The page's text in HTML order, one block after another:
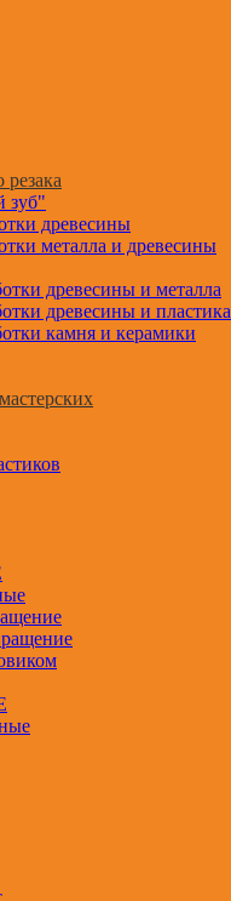
зуб"
древесины
металла и древесины
древесины и металла
древесины и пластика
камня и керамики